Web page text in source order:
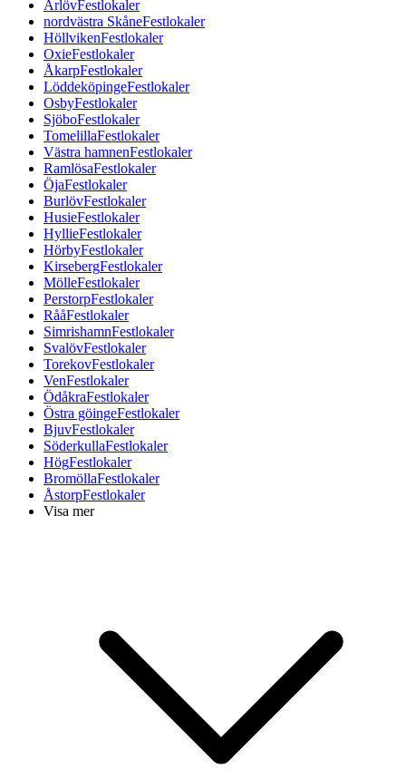
ArlövFestlokaler
nordvästra SkåneFestlokaler
HöllvikenFestlokaler
OxieFestlokaler
ÅkarpFestlokaler
LöddeköpingeFestlokaler
OsbyFestlokaler
SjöboFestlokaler
TomelillaFestlokaler
Västra hamnenFestlokaler
RamlösaFestlokaler
ÖjaFestlokaler
BurlövFestlokaler
HusieFestlokaler
HyllieFestlokaler
HörbyFestlokaler
KirsebergFestlokaler
MölleFestlokaler
PerstorpFestlokaler
RååFestlokaler
SimrishamnFestlokaler
SvalövFestlokaler
TorekovFestlokaler
VenFestlokaler
ÖdåkraFestlokaler
Östra göingeFestlokaler
BjuvFestlokaler
SöderkullaFestlokaler
HögFestlokaler
BromöllaFestlokaler
ÅstorpFestlokaler
Visa mer